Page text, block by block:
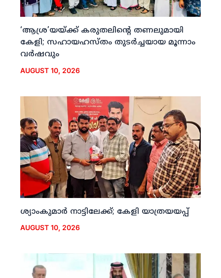
‘ആശ്ര’യയ്ക്ക് കരുതലിന്റെ തണലുമായി
കേളി; സഹായഹസ്തം തുടര്‍ച്ചയായ മൂന്നാം
വര്‍ഷവും
AUGUST 10, 2026
ശ്യാംകുമാര്‍ നാട്ടിലേക്ക്; കേളി യാത്രയയപ്പ്
AUGUST 10, 2026